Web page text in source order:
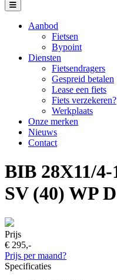
Aanbod
Fietsen
Bypoint
Diensten
Fietsendragers
Gespreid betalen
Lease een fiets
Fiets verzekeren?
Werkplaats
Onze merken
Nieuws
Contact
BIB 28X11/
SV (40) WP
Prijs
€ 295,-
Prijs per maand?
Specificaties